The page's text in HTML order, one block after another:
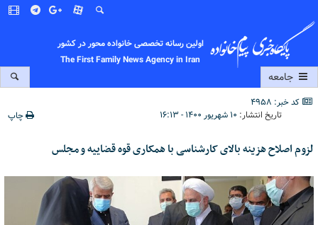
اولین رسانه تخصصی خانواده محور در کشور
The First Family News Agency in Iran
جامعه
کد خبر: 4958
تاریخ انتشار: ۱۰ شهریور ۱۴۰۰ - ۱۶:۱۳ چاپ
لزوم اصلاح هزینه بالای کارشناسی با همکاری قوه قضاییه و مجلس